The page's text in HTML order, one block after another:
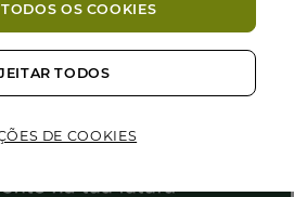
DE COOKIES
TODOS
OS COOKIES